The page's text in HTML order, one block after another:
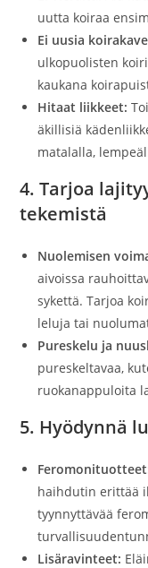
uutta koiraa
Ei uusia
ulkopuolisten
kaukana
Hitaat liikkeet:
äkillisiä
matalalla,
4. Tarjoa
tekemistä
Nuolemisen
aivoissa
sykettä. Tarjoa
leluja tai
Pureskelu ja
pureskeltavaa,
ruokanappuloita
5. Hyödynnä
haihdutin erittää
tyynnyttävää
Lisäravinteet: